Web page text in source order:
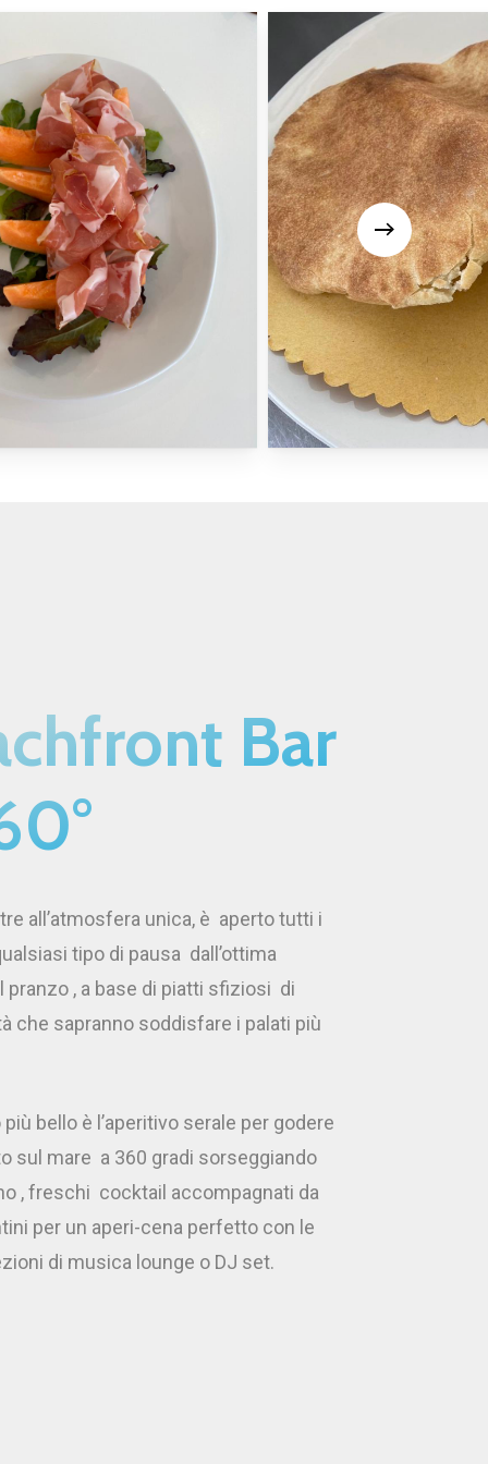
Bar
all’atmosfera unica, è aperto tutti i
tipo di pausa dall’ottima
pranzo , a base di piatti sfiziosi di
che sapranno soddisfare i palati più
bello è l’aperitivo serale per godere
sul mare a 360 gradi sorseggiando
, freschi cocktail accompagnati da
per un aperi-cena perfetto con le
di musica lounge o DJ set.
info@blueskioskbar.it